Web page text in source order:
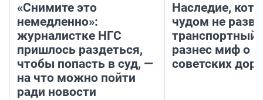
«Снимите это
немедленно»:
журналистке НГС
пришлось раздеться,
чтобы попасть в суд, —
на что можно пойти
ради новости
Наследие,
чудом не
транспортный
разнес миф о
советских